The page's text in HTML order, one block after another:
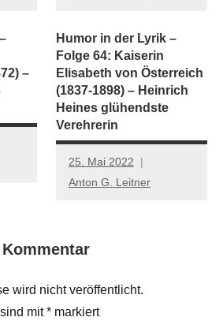
–
Humor in der Lyrik –
Folge 64: Kaiserin
Elisabeth von Österreich
(1837-1898) – Heinrich
Heines glühendste
Verehrerin
25. Mai 2022
Anton G. Leitner
wird nicht veröffentlicht.
mit* markiert